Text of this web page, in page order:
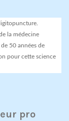
la médecine
50 années de
pour cette science
pro